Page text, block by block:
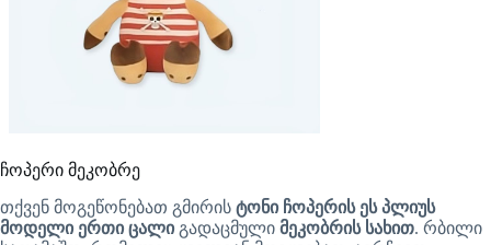
ჩოპერი მეკობრე
თქვენ მოგეწონებათ გმირის ტონი ჩოპერის ეს პლიუს
მოდელი ერთი ცალი გადაცმული მეკობრის სახით. რბილი